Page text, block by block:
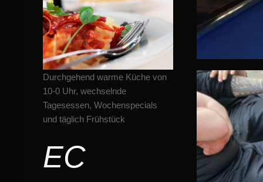
Durchgehend warme Küche von
10-0 Uhr, wechselnde
Tagesessen, Wochenspecials
und täglich Frühstück
EC